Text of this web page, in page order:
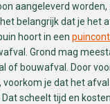
aangeleverd worden,
belangrijk dat je het
hoort in een
Grond mag
of bouwafval. Door
je dat het
scheelt tijd en kosten.